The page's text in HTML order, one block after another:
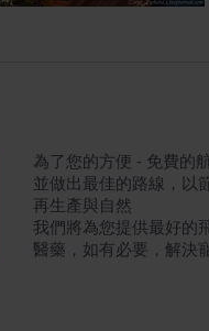
為了您的方便 - 免費的
並做出最佳的路線，以
再生產與自然
我們將為您提供最好的
醫藥，如有必要，解決